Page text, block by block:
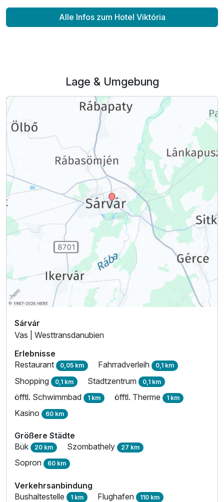
Alle Infos zum Hotel Viktória
Lage & Umgebung
Sárvár
Vas | Westtransdanubien
Erlebnisse
Restaurant 0,05 km Fahrradverleih 0,1 km
Shopping 0,1 km Stadtzentrum 0,1 km
öfftl. Schwimmbad 1 km öfftl. Therme 1 km
Kasino 60 km
Größere Städte
Bük 20 km Szombathely 27 km
Sopron 60 km
Verkehrsanbindung
Bushaltestelle 1 km Flughafen 110 km